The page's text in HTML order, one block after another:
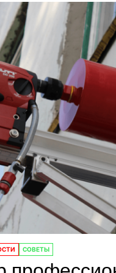
СОВЕТЫ